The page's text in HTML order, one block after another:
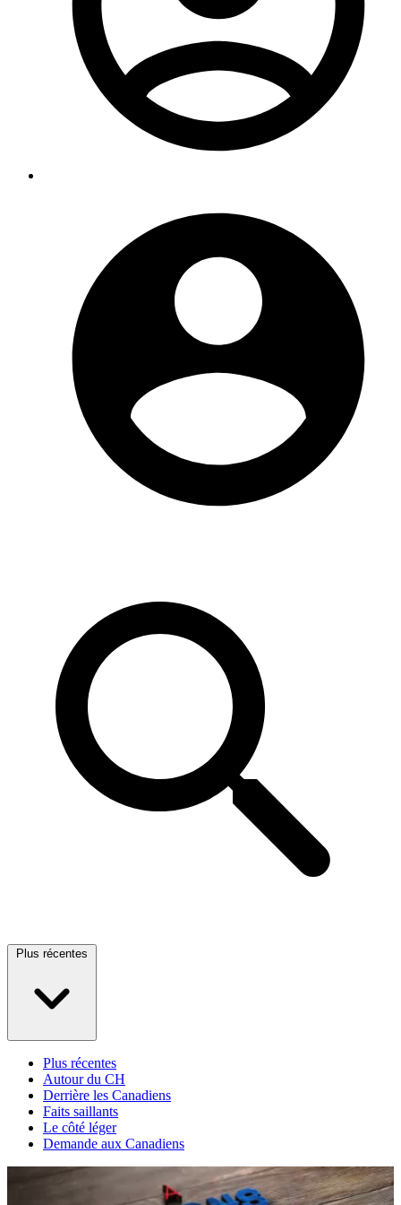
Plus récentes
Plus récentes
Autour du CH
Derrière les Canadiens
Faits saillants
Le côté léger
Demande aux Canadiens